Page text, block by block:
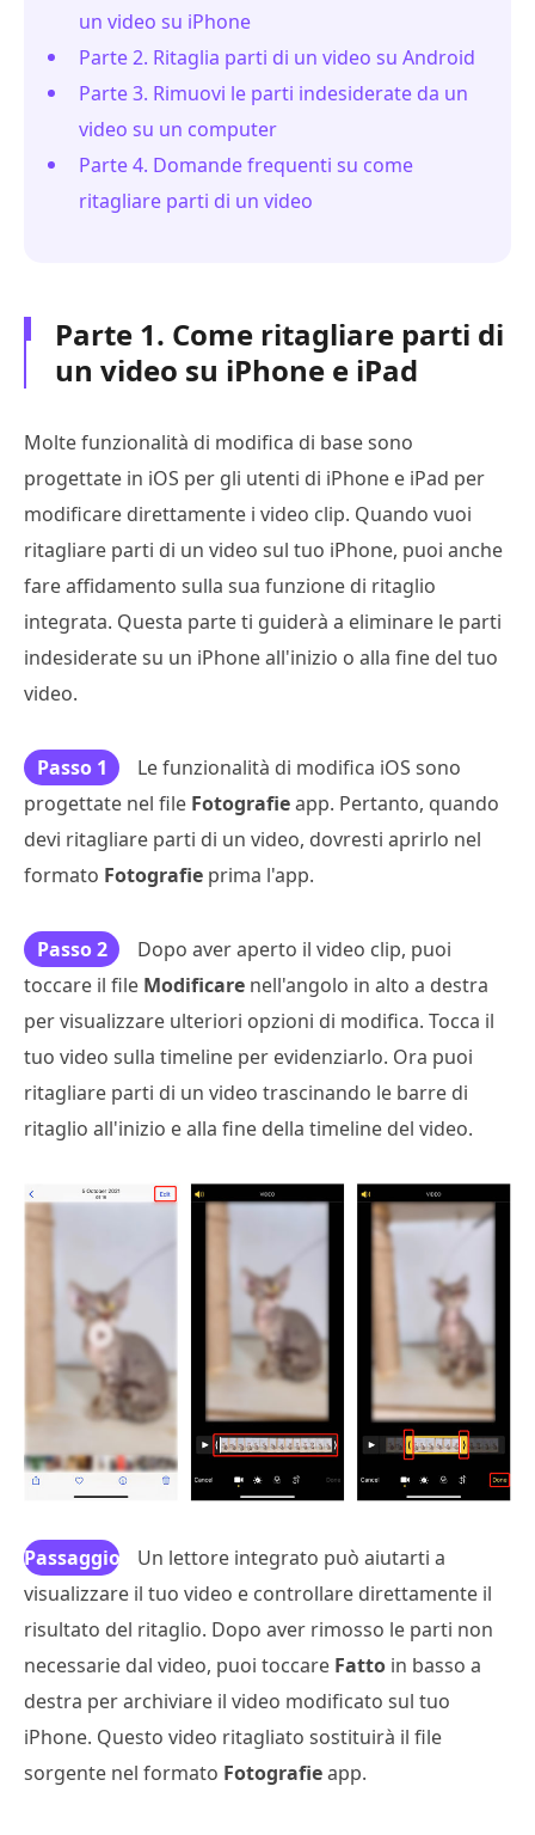
un video su iPhone
Parte 2. Ritaglia parti di un video su Android
Parte 3. Rimuovi le parti indesiderate da un
video su un computer
Parte 4. Domande frequenti su come
ritagliare parti di un video
Parte 1. Come ritagliare parti di
un video su iPhone e iPad
Molte funzionalità di modifica di base sono
progettate in iOS per gli utenti di iPhone e iPad per
modificare direttamente i video clip. Quando vuoi
ritagliare parti di un video sul tuo iPhone, puoi anche
fare affidamento sulla sua funzione di ritaglio
integrata. Questa parte ti guiderà a eliminare le parti
indesiderate su un iPhone all'inizio o alla fine del tuo
video.
Passo 1
Le funzionalità di modifica iOS sono
progettate nel file Fotografieapp. Pertanto, quando
devi ritagliare parti di un video, dovresti aprirlo nel
formato Fotografie prima l'app.
Passo 2
Dopo aver aperto il video clip, puoi
toccare il file Modificare nell'angolo in alto a destra
per visualizzare ulteriori opzioni di modifica. Tocca il
tuo video sulla timeline per evidenziarlo. Ora puoi
ritagliare parti di un video trascinando le barre di
ritaglio all'inizio e alla fine della timeline del video.
Passaggio
3
Un lettore integrato può aiutarti a
visualizzare il tuo video e controllare direttamente il
risultato del ritaglio. Dopo aver rimosso le parti non
necessarie dal video, puoi toccare Fatto in basso a
destra per archiviare il video modificato sul tuo
iPhone. Questo video ritagliato sostituirà il file
sorgente nel formato Fotografieapp.